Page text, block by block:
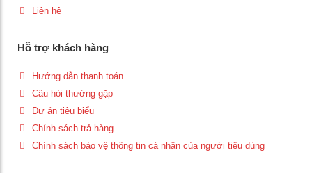
Liên hệ
Hỗ trợ khách hàng
Hướng dẫn thanh toán
Câu hỏi thường gặp
Dự án tiêu biểu
Chính sách trả hàng
Chính sách bảo vệ thông tin cá nhân của người tiêu dùng